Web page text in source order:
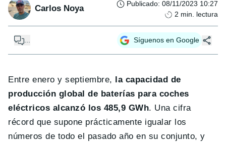
Carlos Noya Publicado: 08/11/2023 10:27
2 min. lectura
... Síguenos en Google
Entre enero y septiembre,
la capacidad de
producción global de baterías para coches
eléctricos alcanzó los 485,9 GWh. Una cifra
récord que supone prácticamente igualar los
números de todo el pasado año en su conjunto, y